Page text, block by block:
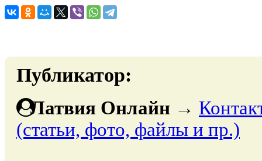
Публикатор:
Латвия Онлайн →
(статьи, фото, файлы и пр.)